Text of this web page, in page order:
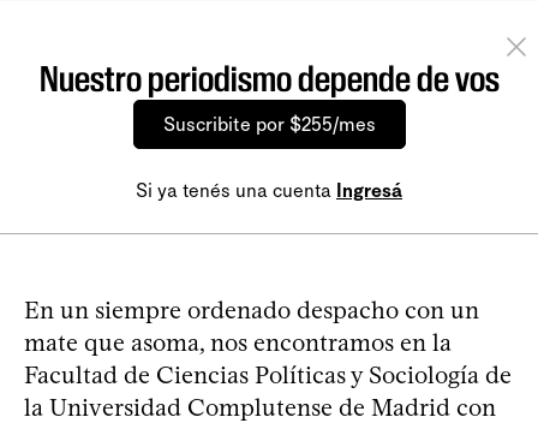
Nuestro periodismo depende de vos
Suscribite por $255/mes
Si ya tenés una cuenta Ingresá
En un siempre ordenado despacho con un
mate que asoma, nos encontramos en la
Facultad de Ciencias Políticas y Sociología de
la Universidad Complutense de Madrid con